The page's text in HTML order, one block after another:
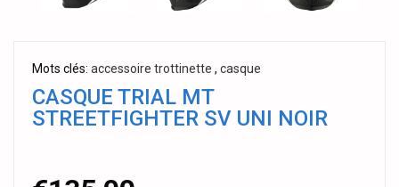
Mots clés: accessoire trottinette , casque
CASQUE TRIAL MT
STREETFIGHTER SV UNI NOIR